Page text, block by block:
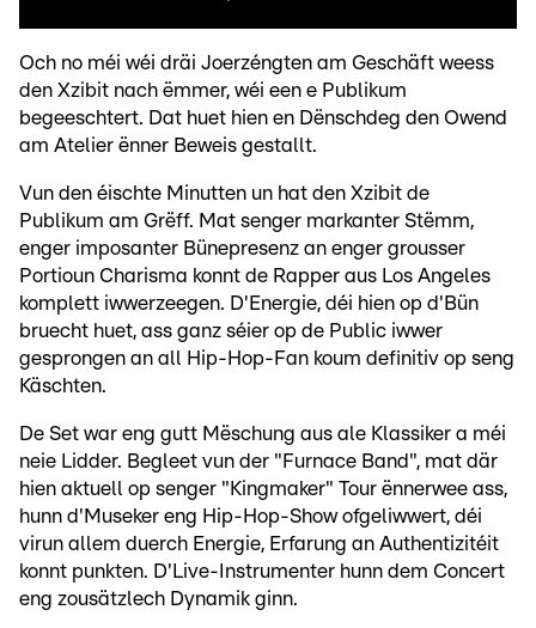
Och no méi wéi dräi Joerzéngten am Geschäft weess
den Xzibit nach ëmmer, wéi een e Publikum
begeeschtert. Dat huet hien en Dënschdeg den Owend
am Atelier ënner Beweis gestallt.
Vun den éischte Minutten un hat den Xzibit de
Publikum am Grëff. Mat senger markanter Stëmm,
enger imposanter Bünepresenz an enger grousser
Portioun Charisma konnt de Rapper aus Los Angeles
komplett iwwerzeegen. D'Energie, déi hien op d'Bün
bruecht huet, ass ganz séier op de Public iwwer
gesprongen an all Hip-Hop-Fan koum definitiv op seng
Käschten.
De Set war eng gutt Mëschung aus ale Klassiker a méi
neie Lidder. Begleet vun der "Furnace Band", mat där
hien aktuell op senger "Kingmaker" Tour ënnerwee ass,
hunn d'Museker eng Hip-Hop-Show ofgeliwwert, déi
virun allem duerch Energie, Erfarung an Authentizitéit
konnt punkten. D'Live-Instrumenter hunn dem Concert
eng zousätzlech Dynamik ginn.